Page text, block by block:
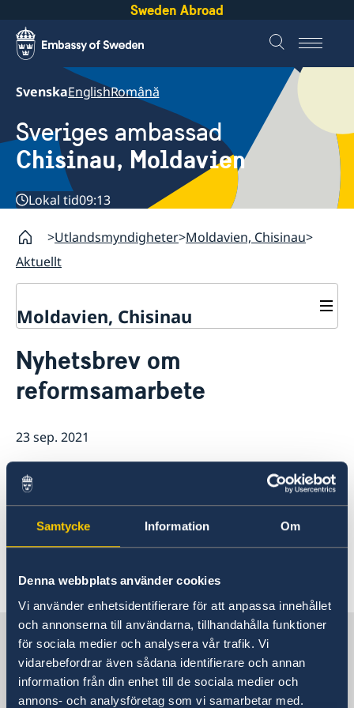
Samtycke Information Om
Denna webbplats använder cookies
Vi använder enhetsidentifierare för att anpassa innehållet
och annonserna till användarna, tillhandahålla funktioner
för sociala medier och analysera vår trafik. Vi
vidarebefordrar även sådana identifierare och annan
information från din enhet till de sociala medier och
annons- och analysföretag som vi samarbetar med.
Sweden Abroad
SvenskaEnglishRomână
Sveriges ambassad
Chisinau, Moldavien
Lokal tid09:13
Utlandsmyndigheter Moldavien, Chisinau
Aktuellt
Moldavien, Chisinau
Om oss
Dataskyddspolicy (GDPR)
Östliga partnerskapet
Utvecklingssamarbete
Korruption
Nyhetsbrev om
reformsamarbete
23 sep. 2021
Det är med stor glädje vi nu delar en
ny utgåva av vårt nyhetsbrev!
Du hittar hela nyhetsbrevet
Senast uppdaterad 23 sep. 2021, 20.54
Sverige i Moldavien, Chisinau
Sveriges ambassad